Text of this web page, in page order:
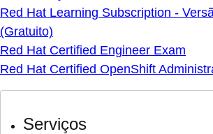
Red Hat Learning Subscription -
(Gratuito)
Red Hat Certified Engineer Exam
Red Hat Certified OpenShift
Serviços